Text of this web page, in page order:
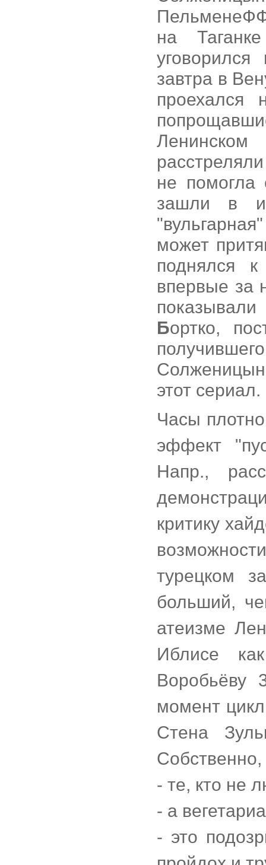
на
завтра в
не
зашли в
может
поднялся
впервые за
Бортко,
этот сериал.
Часы
эффект
Напр.,
критику
турецком
больший,
атеизме
Иблисе
Воробьёву
момент
Стена
- те, кто не
- а
- это